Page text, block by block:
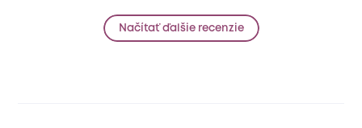
Načítať ďalšie recenzie